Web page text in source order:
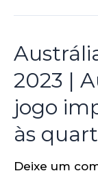
2023 |
jogo
às
Deixe um